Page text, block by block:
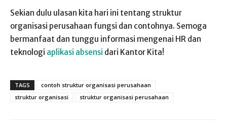
Sekian dulu ulasan kita hari ini tentang struktur
organisasi perusahaan fungsi dan contohnya. Semoga
bermanfaat dan tunggu informasi mengenai HR dan
teknologi aplikasi absensi dari Kantor Kita!
TAGS
contoh struktur organisasi perusahaan
struktur organisasi
struktur organisasi perusahaan